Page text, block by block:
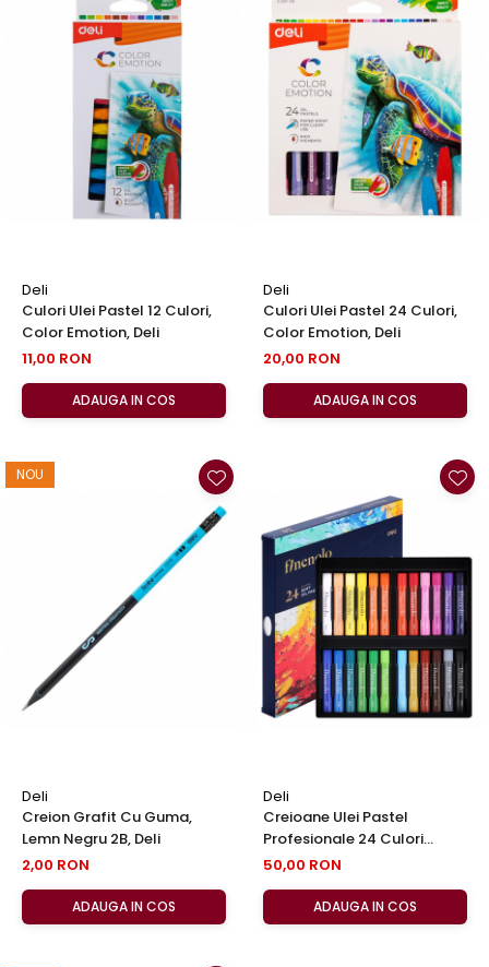
Deli
Culori Ulei Pastel 12 Culori,
Color Emotion, Deli
11,00 RON
ADAUGA IN COS
Deli
Culori Ulei Pastel 24 Culori,
Color Emotion, Deli
20,00 RON
ADAUGA IN COS
NOU
Deli
Creion Grafit Cu Guma,
Lemn Negru 2B, Deli
2,00 RON
ADAUGA IN COS
Deli
Creioane Ulei Pastel
Profesionale 24 Culori
Finenolo, Deli
50,00 RON
ADAUGA IN COS